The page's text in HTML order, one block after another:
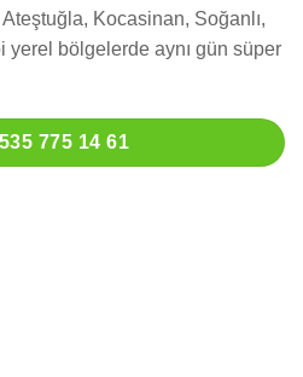
Kocasinan, Soğanlı,
yerel bölgelerde aynı gün süper
775 14 61